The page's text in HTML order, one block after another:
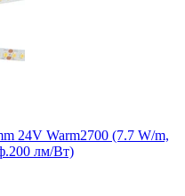
24V Warm2700 (7.7 W/m,
лм/Вт)